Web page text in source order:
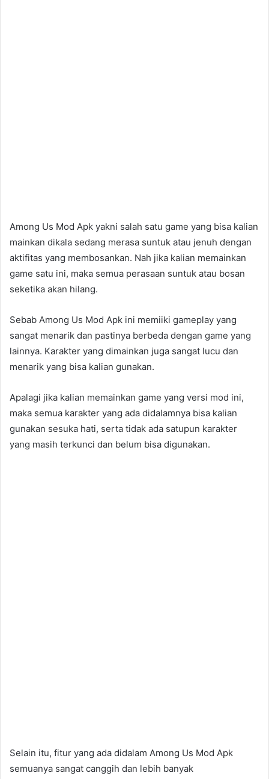
Among Us Mod Apk yakni salah satu game yang bisa kalian
mainkan dikala sedang merasa suntuk atau jenuh dengan
aktifitas yang membosankan. Nah jika kalian memainkan
game satu ini, maka semua perasaan suntuk atau bosan
seketika akan hilang.
Sebab Among Us Mod Apk ini memiiki gameplay yang
sangat menarik dan pastinya berbeda dengan game yang
lainnya. Karakter yang dimainkan juga sangat lucu dan
menarik yang bisa kalian gunakan.
Apalagi jika kalian memainkan game yang versi mod ini,
maka semua karakter yang ada didalamnya bisa kalian
gunakan sesuka hati, serta tidak ada satupun karakter
yang masih terkunci dan belum bisa digunakan.
Selain itu, fitur yang ada didalam Among Us Mod Apk
semuanya sangat canggih dan lebih banyak